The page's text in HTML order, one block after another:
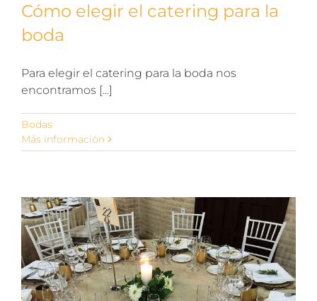
Cómo elegir el catering para la
boda
Para elegir el catering para la boda nos
encontramos [...]
Bodas
Más información